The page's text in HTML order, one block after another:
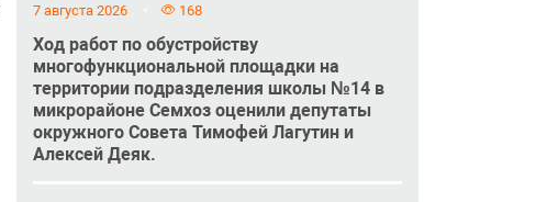
7 августа 2026 168
Ход работ по обустройству
многофункциональной площадки на
территории подразделения школы №14 в
микрорайоне Семхоз оценили депутаты
окружного Совета Тимофей Лагутин и
Алексей Деяк.